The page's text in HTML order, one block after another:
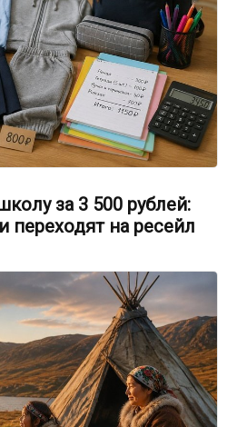
за 3 500 рублей:
переходят на ресейл